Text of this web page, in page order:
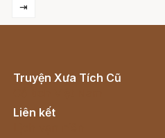
⇥
Truyện Xưa Tích Cũ
Liên kết